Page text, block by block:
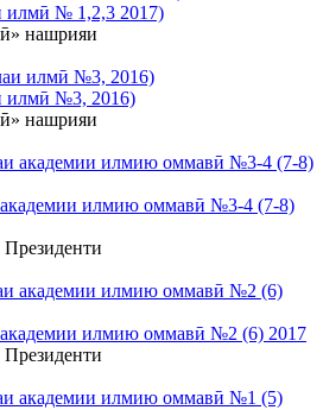
илмӣ № 1,2,3 2017)
нашрияи
илмӣ №3, 2016)
нашрияи
илмию оммавӣ №3-4 (7-8)
илмию оммавӣ №2 (6) 2017